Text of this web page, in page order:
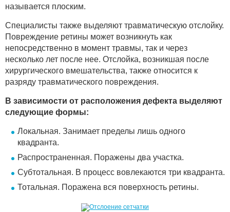
называется плоским.
Специалисты также выделяют травматическую отслойку.
Повреждение ретины может возникнуть как
непосредственно в момент травмы, так и через
несколько лет после нее. Отслойка, возникшая после
хирургического вмешательства, также относится к
разряду травматического повреждения.
В зависимости от расположения дефекта выделяют
следующие формы:
Локальная. Занимает пределы лишь одного
квадранта.
Распространенная. Поражены два участка.
Субтотальная. В процесс вовлекаются три квадранта.
Тотальная. Поражена вся поверхность ретины.